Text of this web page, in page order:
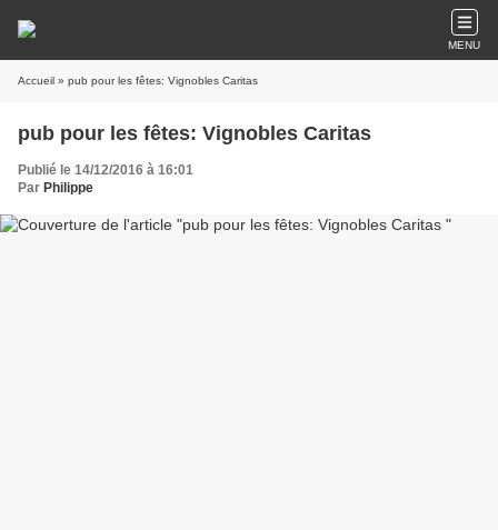
MENU
Accueil » pub pour les fêtes: Vignobles Caritas
pub pour les fêtes: Vignobles Caritas
Publié le 14/12/2016 à 16:01
Par Philippe